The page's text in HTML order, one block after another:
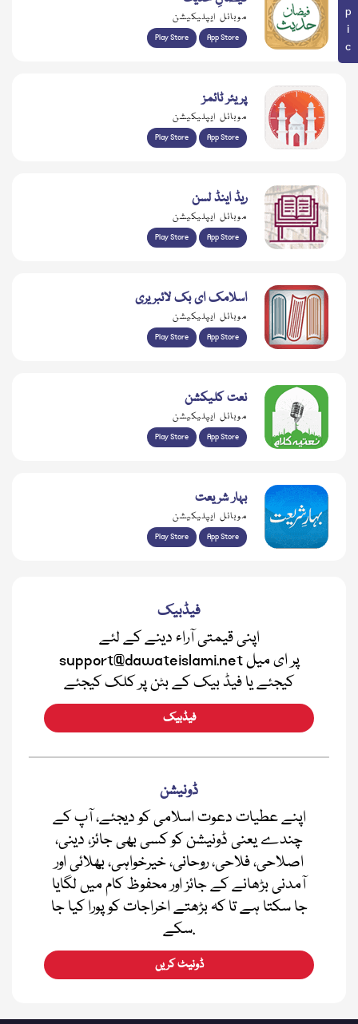
موبائل ایپلیکیشن
Play Store App Store
پریئر ٹائمز
موبائل ایپلیکیشن
Play Store App Store
ریڈ اینڈ لسن
موبائل ایپلیکیشن
Play Store App Store
اسلامک ای بک لائبریری
موبائل ایپلیکیشن
Play Store App Store
نعت کلیکشن
موبائل ایپلیکیشن
Play Store App Store
بہار شریعت
موبائل ایپلیکیشن
Play Store App Store
فیڈبیک
اپنی قیمتی آراء دینے کے لئے
support@dawateislami.net پر ای میل
کیجئے یا فیڈ بیک کے بٹن پر کلک کیجئے
فیڈبیک
ڈونیشن
اپنے عطیات دعوت اسلامی کو دیجئے، آپ کے
چندے یعنی ڈونیشن کو کسی بھی جائز، دینی،
اصلاحی، فلاحی، روحانی، خیرخواہی، بھلائی اور
آمدنی بڑھانے کے جائز اور محفوظ کام میں لگایا
جا سکتا ہے تا کہ بڑھتے اخراجات کو پورا کیا جا
سکے.
ڈونیٹ کریں